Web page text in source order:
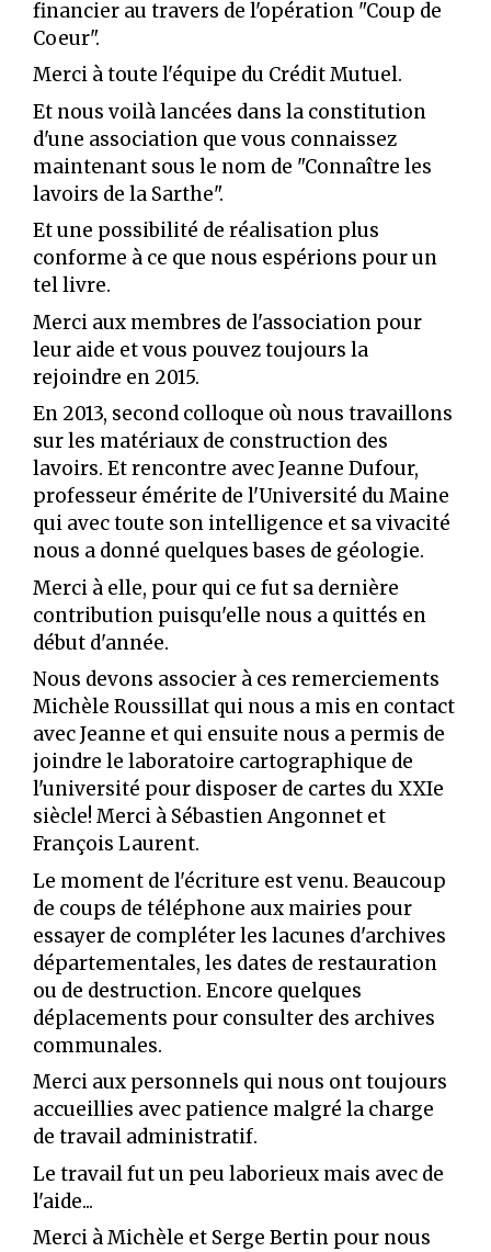
financier au travers de l'opération "Coup de
Coeur".
Merci à toute l'équipe du Crédit Mutuel.
Et nous voilà lancées dans la constitution
d'une association que vous connaissez
maintenant sous le nom de "Connaître les
lavoirs de la Sarthe".
Et une possibilité de réalisation plus
conforme à ce que nous espérions pour un
tel livre.
Merci aux membres de l'association pour
leur aide et vous pouvez toujours la
rejoindre en 2015.
En 2013, second colloque où nous travaillons
sur les matériaux de construction des
lavoirs. Et rencontre avec Jeanne Dufour,
professeur émérite de l'Université du Maine
qui avec toute son intelligence et sa vivacité
nous a donné quelques bases de géologie.
Merci à elle, pour qui ce fut sa dernière
contribution puisqu'elle nous a quittés en
début d'année.
Nous devons associer à ces remerciements
Michèle Roussillat qui nous a mis en contact
avec Jeanne et qui ensuite nous a permis de
joindre le laboratoire cartographique de
l'université pour disposer de cartes du XXIe
siècle! Merci à Sébastien Angonnet et
François Laurent.
Le moment de l'écriture est venu. Beaucoup
de coups de téléphone aux mairies pour
essayer de compléter les lacunes d'archives
départementales, les dates de restauration
ou de destruction. Encore quelques
déplacements pour consulter des archives
communales.
Merci aux personnels qui nous ont toujours
accueillies avec patience malgré la charge
de travail administratif.
Le travail fut un peu laborieux mais avec de
l'aide...
Merci à Michèle et Serge Bertin pour nous